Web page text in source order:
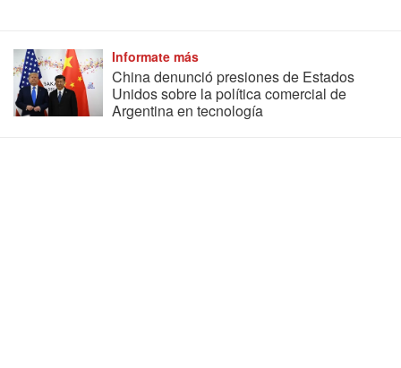
Informate más
China denunció presiones de Estados
Unidos sobre la política comercial de
Argentina en tecnología